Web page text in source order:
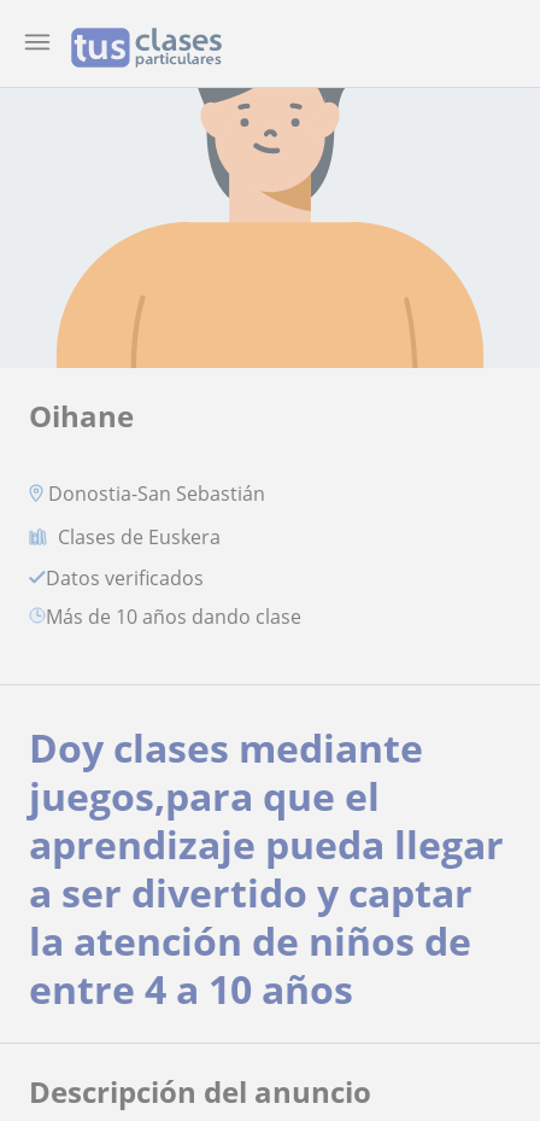
Oihane
Donostia-San Sebastián
Clases de Euskera
Datos verificados
más de 10 años dando clase
Doy clases mediante
juegos,para que el
aprendizaje pueda llegar
a ser divertido y captar
la atención de niños de
entre 4 a 10 años
Descripción del anuncio